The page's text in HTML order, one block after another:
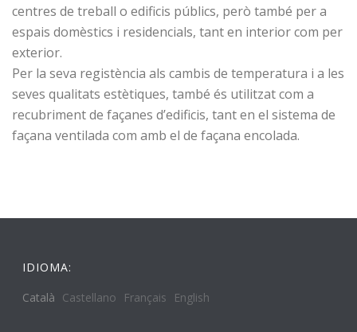
centres de treball o edificis públics, però també per a
espais domèstics i residencials, tant en interior com per
exterior.
Per la seva registència als cambis de temperatura i a les
seves qualitats estètiques, també és utilitzat com a
recubriment de façanes d’edificis, tant en el sistema de
façana ventilada com amb el de façana encolada.
IDIOMA:
Català Castellano Français English